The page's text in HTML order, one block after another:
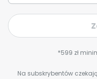
*599 zł
Na subskrybentów